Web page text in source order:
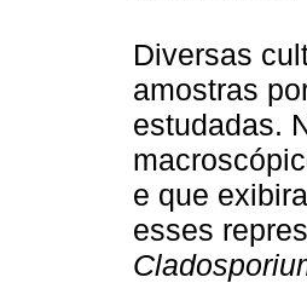
Diversas
amostras
estudadas.
e que
esses